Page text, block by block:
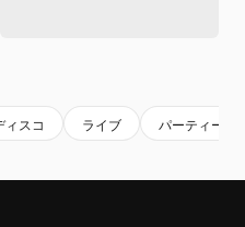
ィスコ ライブ パーティーポ